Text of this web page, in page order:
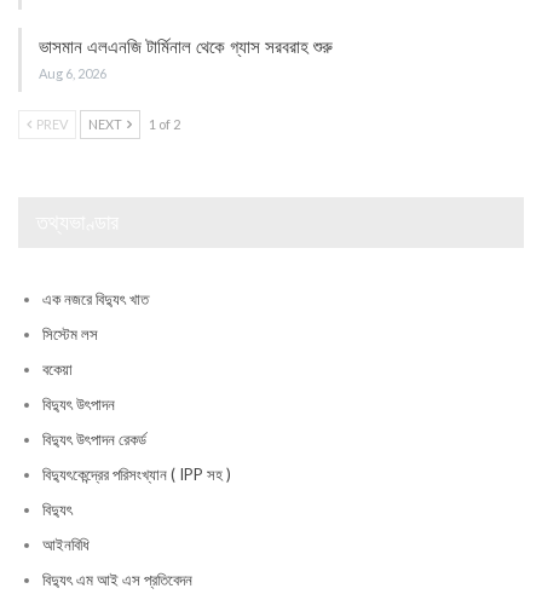
ভাসমান এলএনজি টার্মিনাল থেকে গ্যাস সরবরাহ শুরু
Aug 6, 2026
PREV NEXT 1 of 2
এক নজরে বিদ্যুৎ খাত
সিস্টেম লস
বকেয়া
বিদ্যুৎ উৎপাদন
বিদ্যুৎ উৎপাদন রেকর্ড
বিদ্যুৎকেন্দ্রের পরিসংখ্যান ( IPP সহ )
বিদ্যুৎ
আইনবিধি
বিদ্যুৎ এম আই এস প্রতিবেদন